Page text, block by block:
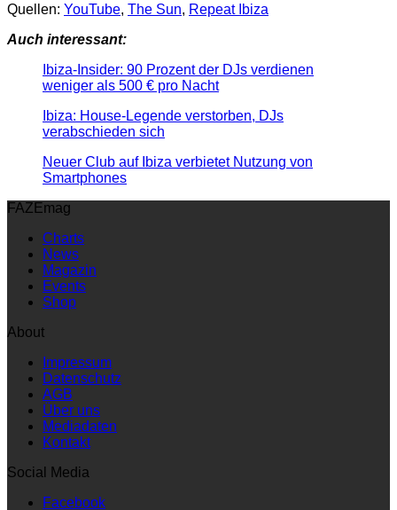
Quellen: YouTube, The Sun, Repeat Ibiza
Auch interessant:
Ibiza-Insider: 90 Prozent der DJs verdienen
weniger als 500 € pro Nacht
Ibiza: House-Legende verstorben, DJs
verabschieden sich
Neuer Club auf Ibiza verbietet Nutzung von
Smartphones
FAZEmag
Charts
News
Magazin
Events
Shop
About
Impressum
Datenschutz
AGB
Über uns
Mediadaten
Kontakt
Social Media
Facebook